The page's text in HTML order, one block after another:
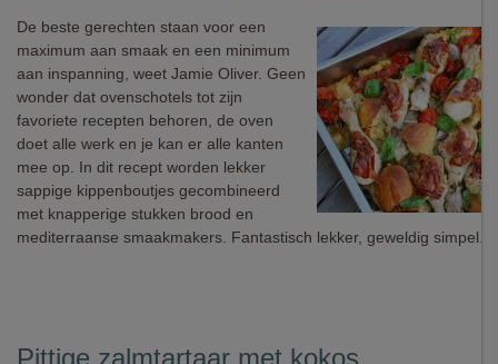
De beste gerechten staan voor een
maximum aan smaak en een minimum
aan inspanning, weet Jamie Oliver. Geen
wonder dat ovenschotels tot zijn
favoriete recepten behoren, de oven
doet alle werk en je kan er alle kanten
mee op. In dit recept worden lekker
sappige kippenboutjes gecombineerd
met knapperige stukken brood en
mediterraanse smaakmakers. Fantastisch lekker, geweldig simpel.
Pittige zalmtartaar met kokos